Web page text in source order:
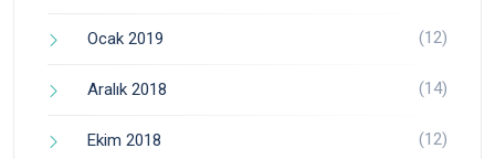
Ocak 2019 (12)
Aralık 2018 (14)
Ekim 2018 (12)